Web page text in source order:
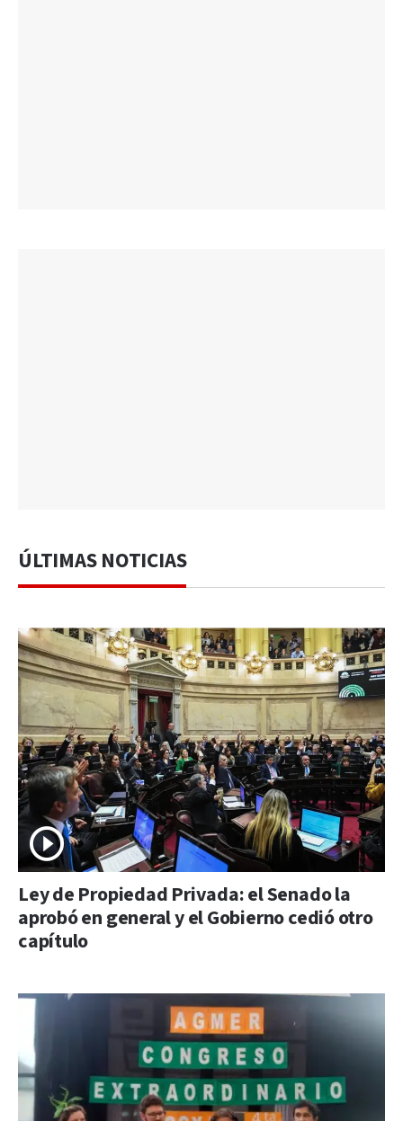
ÚLTIMAS NOTICIAS
Ley de Propiedad Privada: el Senado la
aprobó en general y el Gobierno cedió otro
capítulo